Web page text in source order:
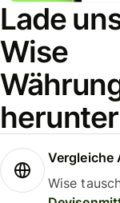
Lade
Wise
herunter
Vergleiche
Wise